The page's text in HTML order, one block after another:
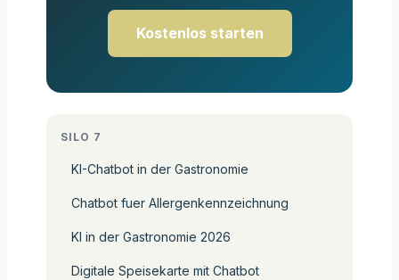
Kostenlos starten
SILO 7
KI-Chatbot in der Gastronomie
Chatbot fuer Allergenkennzeichnung
KI in der Gastronomie 2026
Digitale Speisekarte mit Chatbot